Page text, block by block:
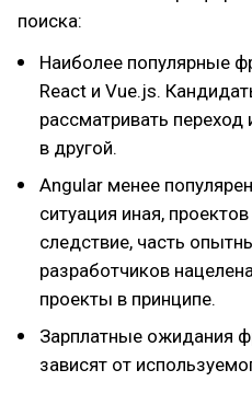
поиска:
Наиболее популярные
React и Vue.js.
рассматривать
в другой.
Angular менее
ситуация иная,
следствие, часть
разработчиков
проекты в принципе.
Зарплатные ожидания
зависят от